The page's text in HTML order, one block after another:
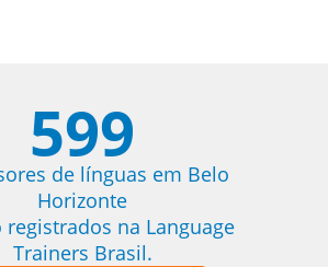
599
de línguas em Belo
Horizonte
registrados na Language
Trainers Brasil.